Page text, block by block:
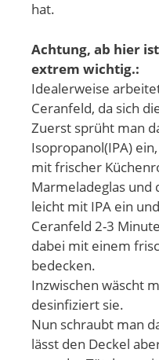
hat.
Achtung, ab hier
extrem wichtig.:
Idealerweise
Ceranfeld, da sich
Zuerst sprüht man
Isopropanol(IPA)
mit frischer
Marmeladeglas und
leicht mit IPA ein
Ceranfeld 2-3
dabei mit einem
bedecken.
Inzwischen wäscht
desinfiziert sie.
Nun schraubt man
lässt den Deckel